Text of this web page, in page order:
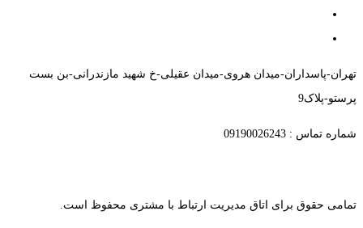
تهران-پاسداران-میدان هروی-میدان عقیلی-خ شهید مازندرانی-بن بست
پرستو-پلاک9
شماره تماس : 09190026243
تمامی حقوق برای اتاق مدیریت ارتباط با مشتری محفوظ است.